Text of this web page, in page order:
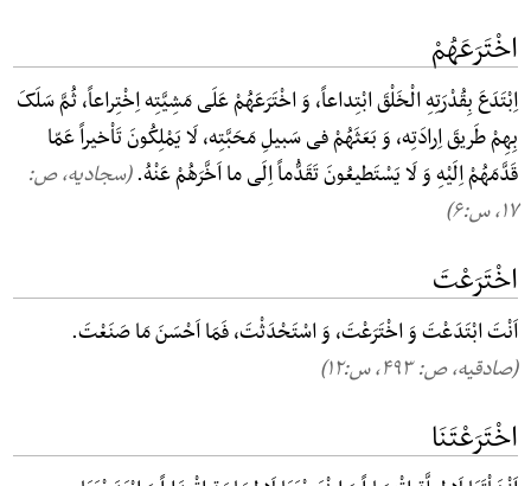
اخْتَرَعَهُمْ
اِبْتَدَعَ بِقُدْرَتِهِ الْخَلْقَ ابْتِداعاً، وَ اخْتَرَعَهُمْ عَلَی مَشِیَّتِه اِخْتِراعاً، ثُمَّ سَلَکَ
بِهِمْ طَریقَ اِرادَتِه، وَ بَعَثَهُمْ فی سَبیلِ مَحَبَّتِه، لَا یَمْلِکُونَ تَاْخیراً عَمّا
قَدَّمَهُمْ اِلَیْهِ وَ لَا یَسْتَطیعُونَ تَقَدُّماً اِلَی ما اَخَّرَهُمْ عَنْهُ.(سجادیه، ص:
۱۷, س:۶)
اخْتَرَعْتَ
اَنْتَ ابْتَدَعْتَ وَ اخْتَرَعْتَ، وَ اسْتَحْدَثْتَ، فَمَا اَحْسَنَ مَا صَنَعْتَ.
(صادقیه، ص: ۴۹۳, س:۱۲)
اخْتَرَعْتَنَا